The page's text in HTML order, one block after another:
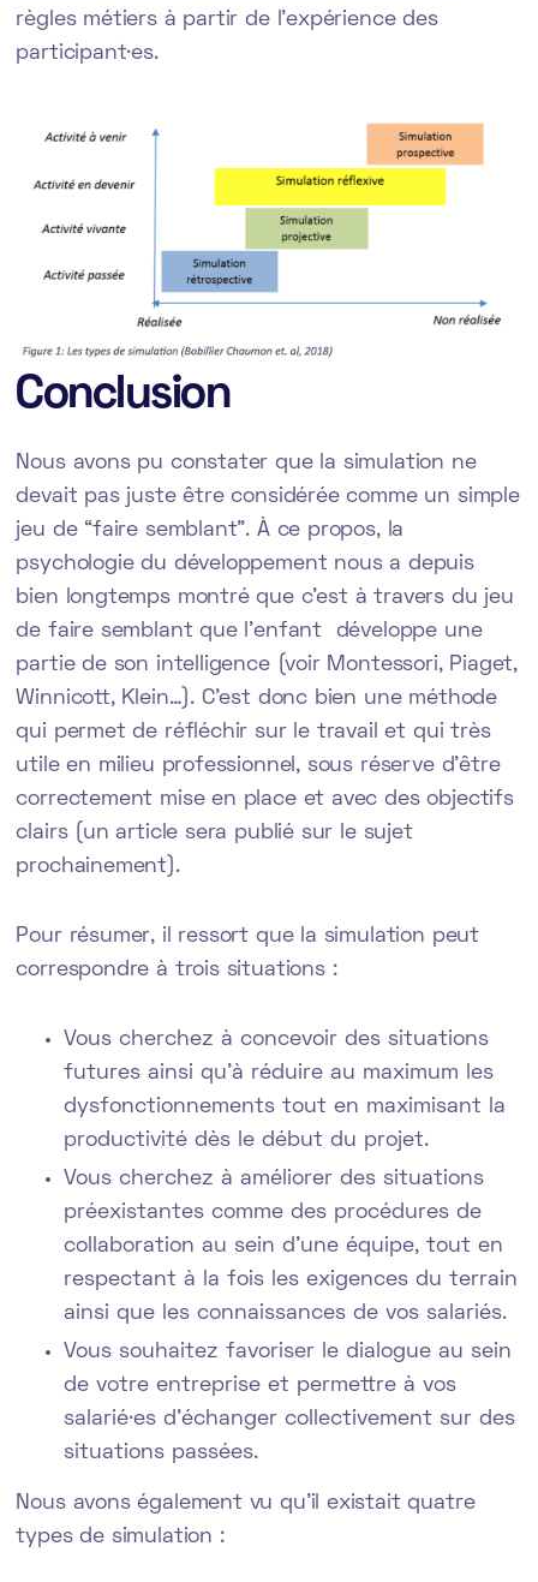
règles métiers à partir de l’expérience des
participant·es.
Conclusion
Nous avons pu constater que la simulation ne
devait pas juste être considérée comme un simple
jeu de “faire semblant”. À ce propos, la
psychologie du développement nous a depuis
bien longtemps montré que c’est à travers du jeu
de faire semblant que l’enfant développe une
partie de son intelligence (voir Montessori, Piaget,
Winnicott, Klein…). C’est donc bien une méthode
qui permet de réfléchir sur le travail et qui très
utile en milieu professionnel, sous réserve d’être
correctement mise en place et avec des objectifs
clairs (un article sera publié sur le sujet
prochainement).
Pour résumer, il ressort que la simulation peut
correspondre à trois situations :
Vous cherchez à concevoir des situations
futures ainsi qu’à réduire au maximum les
dysfonctionnements tout en maximisant la
productivité dès le début du projet.
Vous cherchez à améliorer des situations
préexistantes comme des procédures de
collaboration au sein d’une équipe, tout en
respectant à la fois les exigences du terrain
ainsi que les connaissances de vos salariés.
Vous souhaitez favoriser le dialogue au sein
de votre entreprise et permettre à vos
salarié·es d’échanger collectivement sur des
situations passées.
Nous avons également vu qu’il existait quatre
types de simulation :